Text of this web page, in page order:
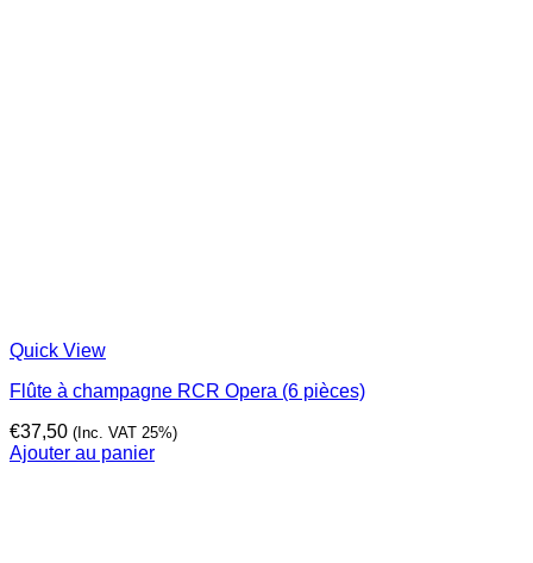
Quick View
Flûte à champagne RCR Opera (6 pièces)
€37,50 (Inc. VAT 25%)
Ajouter au panier